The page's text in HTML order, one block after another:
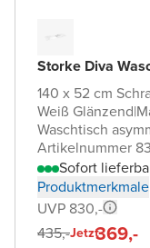
Storke Diva
140 x 52 cm
Weiß Glänzend|
Waschtisch
Artikelnummer
Sofort
Produktmerkmale
UVP 830,-
435,-Jetzt369,-